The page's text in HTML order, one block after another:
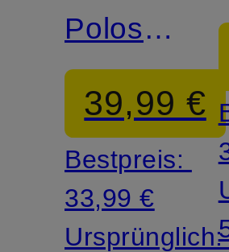
Poloshirt
Regular
Fit39,99 €
Bestpreis:
33,99 €